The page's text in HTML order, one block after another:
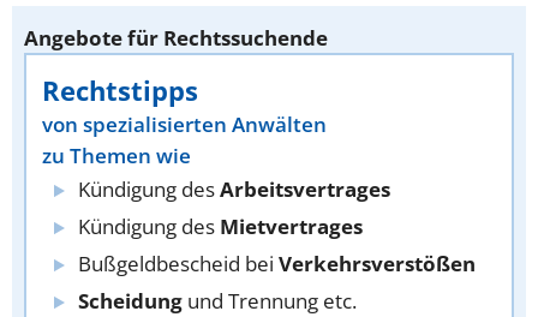
Angebote für Rechtssuchende
Rechtstipps
von spezialisierten Anwälten
zu Themen wie
Kündigung desArbeitsvertrages
Kündigung des Mietvertrages
Bußgeldbescheid bei Verkehrsverstößen
Scheidung und Trennung etc.